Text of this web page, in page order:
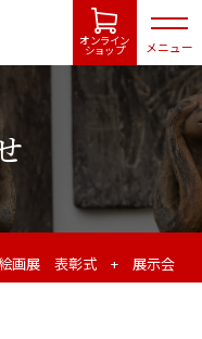
オンライン
ショップ メニュー
絵画展 表彰式 + 展示会